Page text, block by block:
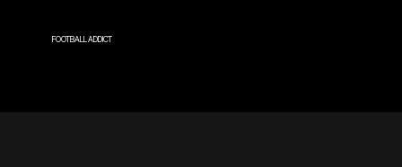
FOOTBALL ADDICT